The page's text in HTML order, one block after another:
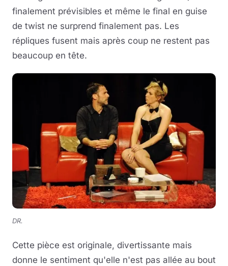
finalement prévisibles et même le final en guise
de twist ne surprend finalement pas. Les
répliques fusent mais après coup ne restent pas
beaucoup en tête.
DR.
Cette pièce est originale, divertissante mais
donne le sentiment qu'elle n'est pas allée au bout